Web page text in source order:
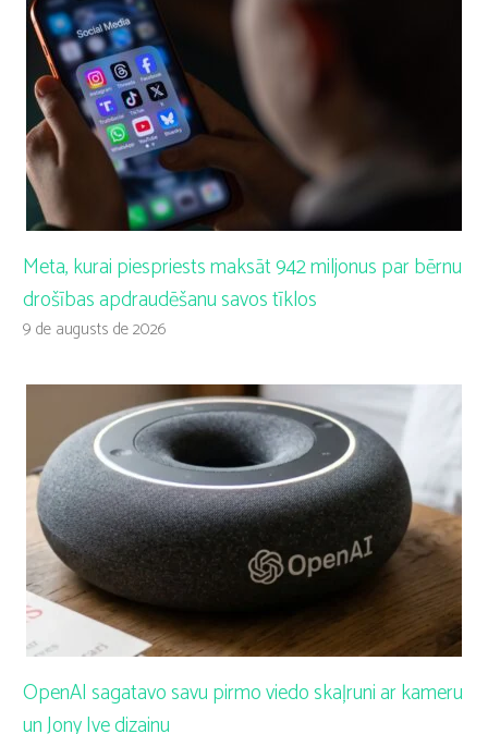
Meta, kurai piespriests maksāt 942 miljonus par bērnu
drošības apdraudēšanu savos tīklos
9 de augusts de 2026
OpenAI sagatavo savu pirmo viedo skaļruni ar kameru
un Jony Ive dizainu